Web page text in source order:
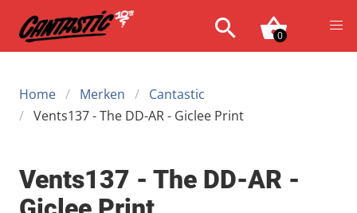
0
Home Merken
Cantastic
Vents137 - The DD-AR - Giclee Print
Vents137 - The DD-AR -